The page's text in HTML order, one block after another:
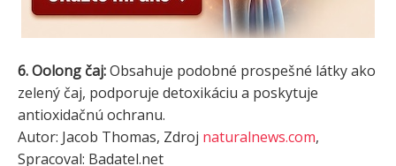
6. Oolong čaj:Obsahuje podobné prospešné látky ako
zelený čaj, podporuje detoxikáciu a poskytuje
antioxidačnú ochranu.
Autor: Jacob Thomas, Zdroj naturalnews.com,
Spracoval: Badatel.net